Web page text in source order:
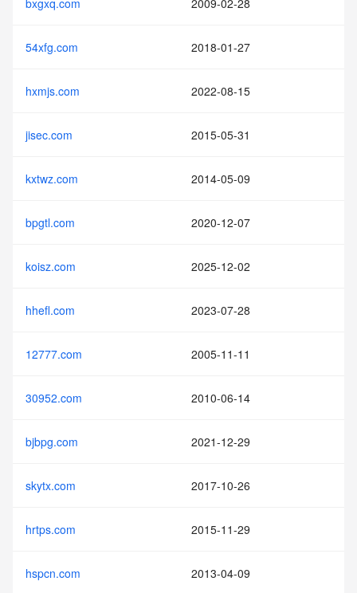
bxgxq.com 2009-02-28
54xfg.com 2018-01-27
hxmjs.com 2022-08-15
jisec.com 2015-05-31
kxtwz.com 2014-05-09
bpgtl.com 2020-12-07
koisz.com 2025-12-02
hhefl.com 2023-07-28
12777.com 2005-11-11
30952.com 2010-06-14
bjbpg.com 2021-12-29
skytx.com 2017-10-26
hrtps.com 2015-11-29
hspcn.com 2013-04-09